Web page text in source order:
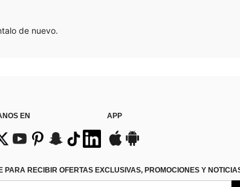
de nuevo.
EN APP
PARA RECIBIR OFERTAS EXCLUSIVAS, PROMOCIONES Y